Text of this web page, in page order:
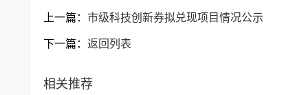
上一篇： 市级科技创新券拟兑现项目情况公示
下一篇： 返回列表
相关推荐